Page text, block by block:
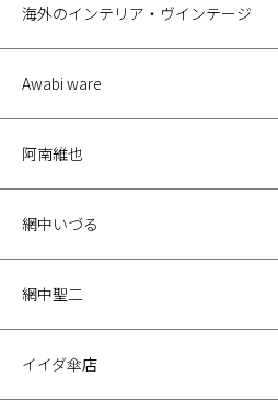
海外のインテリア・ヴインテージ
Awabi ware
阿南維也
網中いづる
網中聖二
イイダ傘店